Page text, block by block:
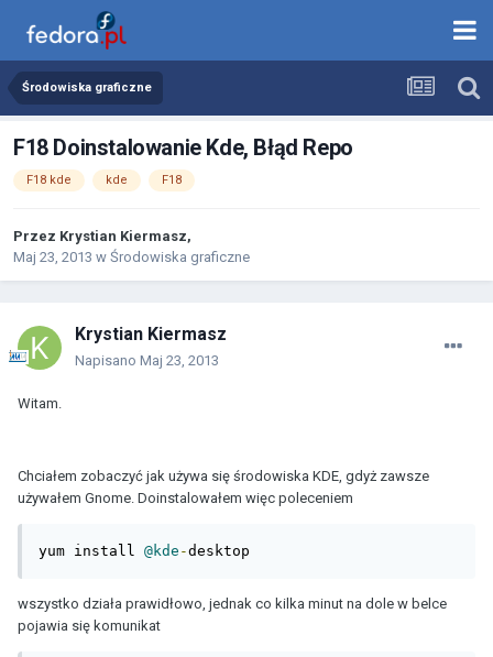
Środowiska graficzne
F18 Doinstalowanie Kde, Błąd Repo
F18 kde kde F18
Przez Krystian Kiermasz,
Maj 23, 2013 w Środowiska graficzne
Krystian Kiermasz
Napisano Maj 23, 2013
Witam.
Chciałem zobaczyć jak używa się środowiska KDE, gdyż zawsze
używałem Gnome. Doinstalowałem więc poleceniem
yum install @kde -desktop
wszystko działa prawidłowo, jednak co kilka minut na dole w belce
pojawia się komunikat